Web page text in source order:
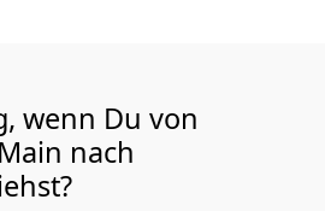
wenn Du von
nach